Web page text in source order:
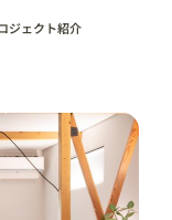
ジェクト紹介